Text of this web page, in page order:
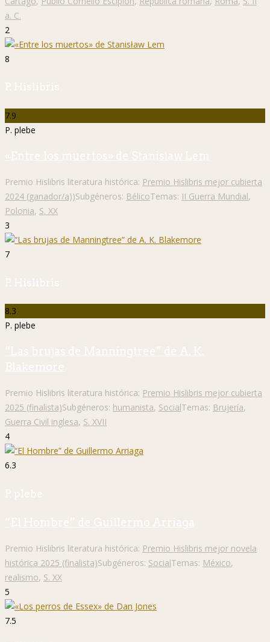
a. C.
2
8
P. Hislibris
7.9
P. plebe
«Entre los muertos» de Stanisław Lem
Premio Hislibris literatura histórica: Premio Hislibris mejor cubierta
2024 (ganador/a))Subgéneros: BélicoTemas: II Guerra Mundial,
Polonia, S. XX
3
7
P. Hislibris
8.3
P. plebe
“Las brujas de Manningtree” de A. K.
Blakemore
Premio Hislibris literatura histórica: Premio Hislibris mejor cubierta
2025 (finalista)Subgéneros: humanista, SocialTemas: Brujería,
Guerra Civil inglesa, S. XVII
4
6.3
P. plebe
“El Hombre” de Guillermo Arriaga
Premio Hislibris literatura histórica: Premio Hislibris mejor novela
histórica 2025 (finalista)Subgéneros: SocialTemas: México,
realismo, S. XX
5
7.5